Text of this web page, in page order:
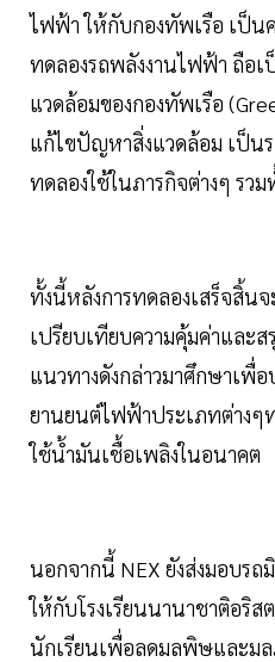
ไฟฟ้า ให้กับกองทัพเรือ เป็นค
ทดลองรถพลังงานไฟฟ้า ถือเ
แวดล้อมของกองทัพเรือ
แก้ไขปัญหาสิ่งแวดล้อม เป็น
ทดลองใช้ในภารกิจต่างๆ รว
ทั้งนี้หลังการทดลองเสร็จสิ้น
เปรียบเทียบความคุ้มค่าและ
แนวทางดังกล่าวมาศึกษาเพื่
ยานยนต์ไฟฟ้าประเภทต่าง
ใช้น้ำมันเชื้อเพลิงในอนาคต
นอกจากนี้ NEX ยังส่งมอบร
ให้กับโรงเรียนนานาชาติอริส
นักเรียนเพื่อลดมลพิษและมล